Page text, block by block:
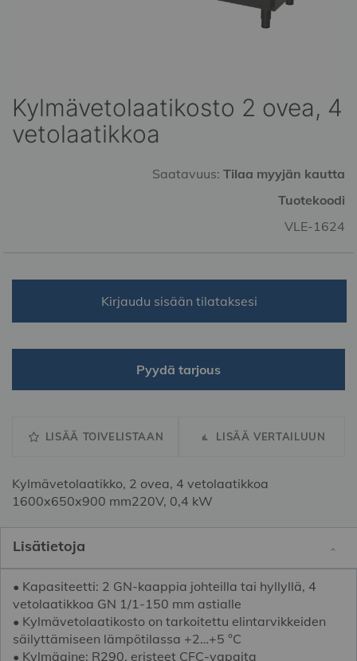
Kylmävetolaatikosto 2 ovea, 4
vetolaatikkoa
Saatavuus: Tilaa myyjän kautta
Tuotekoodi
VLE-1624
Kirjaudu sisään tilataksesi
Pyydä tarjous
LISÄÄ TOIVELISTAAN LISÄÄ VERTAILUUN
Kylmävetolaatikko, 2 ovea, 4 vetolaatikkoa
1600x650x900 mm220V, 0,4 kW
Skip
to
the
Lisätietoja
• Kapasiteetti: 2 GN-kaappia johteilla tai hyllyllä, 4
vetolaatikkoa GN 1/1-150 mm astialle
• Kylmävetolaatikosto on tarkoitettu elintarvikkeiden
säilyttämiseen lämpötilassa +2…+5 °C
• Kylmäaine: R290, eristeet CFC-vapaita